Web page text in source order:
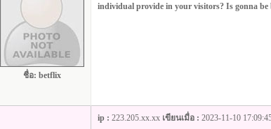
ชื่อ: betflix
individual provide in your visitors? Is gonna
ip : 223.205.xx.xx เขียนเมื่อ : 2023-11-10